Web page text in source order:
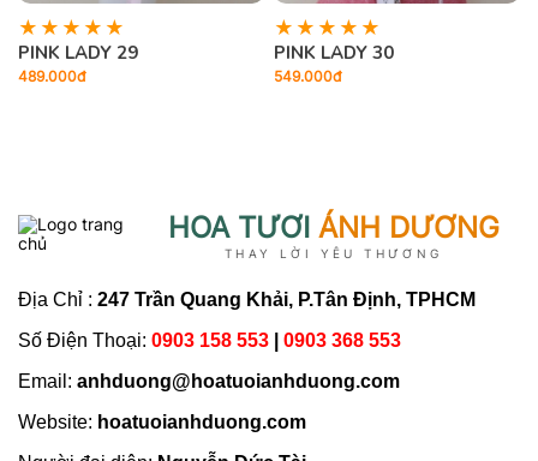
PINK LADY 29
489.000đ
PINK LADY 30
549.000đ
HOA TƯƠI ÁNH DƯƠNG
THAY LỜI YÊU THƯƠNG
Địa Chỉ : 247 Trần Quang Khải, P.Tân Định, TPHCM
Số Điện Thoại: 0903 158 553
0903 368 553
Email: anhduong@hoatuoianhduong.com
Website: hoatuoianhduong.com